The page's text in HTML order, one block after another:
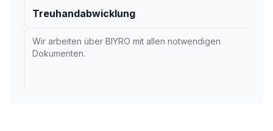
Treuhandabwicklung
Wir arbeiten über BIYRO mit allen notwendigen
Dokumenten.